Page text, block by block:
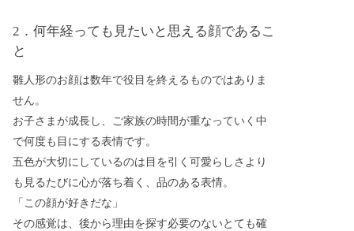
2．何年経っても見たいと思える顔であるこ
と
雛人形のお顔は数年で役目を終えるものではありま
せん。
お子さまが成長し、ご家族の時間が重なっていく中
で何度も目にする表情です。
五色が大切にしているのは目を引く可愛らしさより
も見るたびに心が落ち着く、品のある表情。
「この顔が好きだな」
その感覚は、後から理由を探す必要のないとても確